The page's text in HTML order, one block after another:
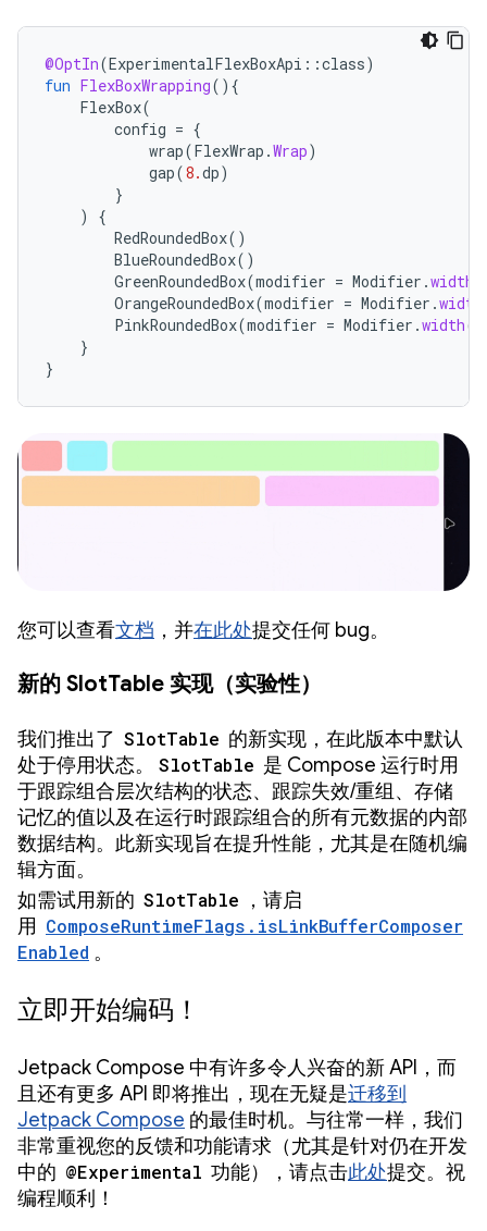
@OptIn(ExperimentalFlexBoxApi ::class)
fun FlexBoxWrapping(){
FlexBox(
config = {
wrap(FlexWrap .Wrap)
gap(8.dp)
}
)
{
RedRoundedBox()
BlueRoundedBox()
GreenRoundedBox(modifier = Modifier .width
OrangeRoundedBox(modifier = Modifier .width
PinkRoundedBox(modifier = Modifier .width(
}
}
您可以查看文档 ，并在此处提交任何 bug。
新的 SlotTable 实现（实验性）
我们推出了 SlotTable 的新实现，在此版本中默认
处于停用状态。
SlotTable 是 Compose 运行时用
于跟踪组合层次结构的状态、跟踪失效/重组、存储
记忆的值以及在运行时跟踪组合的所有元数据的内部
数据结构。此新实现旨在提升性能，尤其是在随机编
辑方面。
如需试用新的 SlotTable
，请启
用 ComposeRuntimeFlags.isLinkBufferComposer
Enabled 。
立即开始编码！
Jetpack Compose 中有许多令人兴奋的新 API，而
且还有更多 API 即将推出，现在无疑是迁移到
Jetpack Compose 的最佳时机。与往常一样，我们
非常重视您的反馈和功能请求（尤其是针对仍在开发
中的 @Experimental 功能），请点击此处提交。祝
编程顺利！